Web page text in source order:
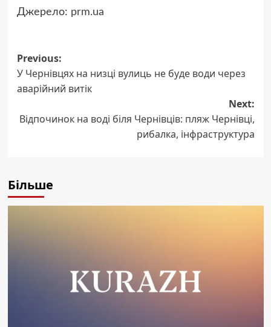
Джерело: prm.ua
Post
navigation
Previous:
У Чернівцях на низці вулиць не буде води через
аварійний витік
Next:
Відпочинок на воді біля Чернівців: пляж Чернівці,
рибалка, інфраструктура
Більше